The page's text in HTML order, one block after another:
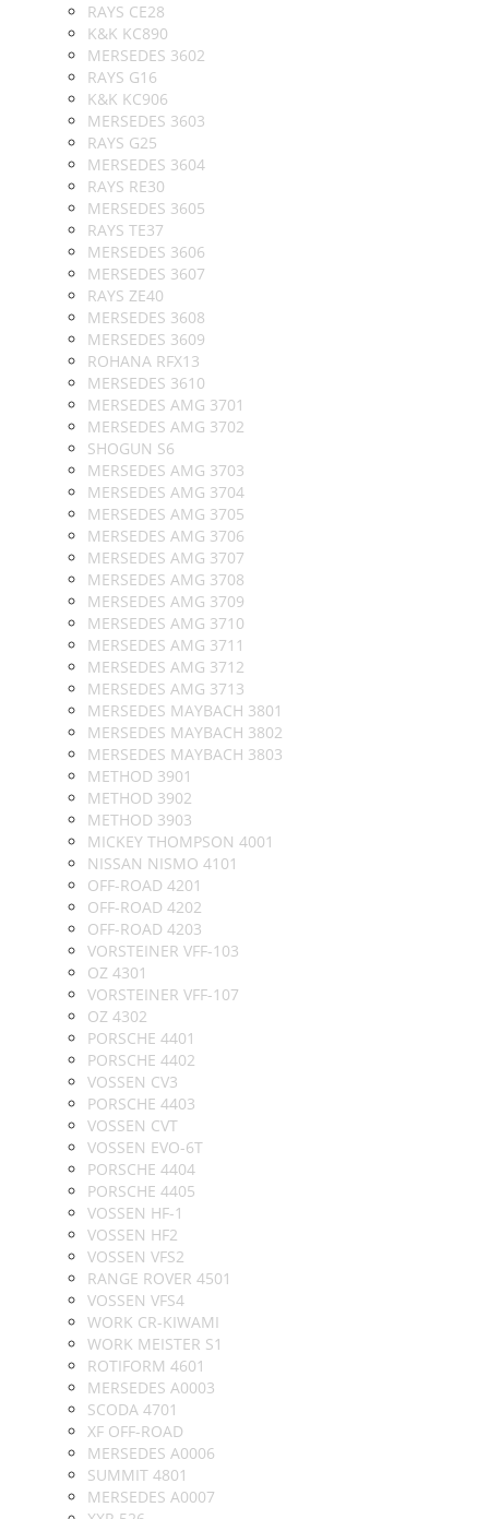
RAYS CE28
K&K KC890
MERSEDES 3602
RAYS G16
K&K KC906
MERSEDES 3603
RAYS G25
MERSEDES 3604
RAYS RE30
MERSEDES 3605
RAYS TE37
MERSEDES 3606
MERSEDES 3607
RAYS ZE40
MERSEDES 3608
MERSEDES 3609
ROHANA RFX13
MERSEDES 3610
MERSEDES AMG 3701
MERSEDES AMG 3702
SHOGUN S6
MERSEDES AMG 3703
MERSEDES AMG 3704
MERSEDES AMG 3705
MERSEDES AMG 3706
MERSEDES AMG 3707
MERSEDES AMG 3708
MERSEDES AMG 3709
MERSEDES AMG 3710
MERSEDES AMG 3711
MERSEDES AMG 3712
MERSEDES AMG 3713
MERSEDES MAYBACH 3801
MERSEDES MAYBACH 3802
MERSEDES MAYBACH 3803
METHOD 3901
METHOD 3902
METHOD 3903
MICKEY THOMPSON 4001
NISSAN NISMO 4101
OFF-ROAD 4201
OFF-ROAD 4202
OFF-ROAD 4203
VORSTEINER VFF-103
OZ 4301
VORSTEINER VFF-107
OZ 4302
PORSCHE 4401
PORSCHE 4402
VOSSEN CV3
PORSCHE 4403
VOSSEN CVT
VOSSEN EVO-6T
PORSCHE 4404
PORSCHE 4405
VOSSEN HF-1
VOSSEN HF2
VOSSEN VFS2
RANGE ROVER 4501
VOSSEN VFS4
WORK CR-KIWAMI
WORK MEISTER S1
ROTIFORM 4601
MERSEDES A0003
SCODA 4701
XF OFF-ROAD
MERSEDES A0006
SUMMIT 4801
MERSEDES A0007